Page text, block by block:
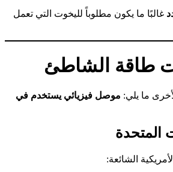
غالبًا ما يكون مطلوباً لليخوت التي تعمل
طاقة الشاطئ
ما يلي: موصل فيزيائي يستخدم في
المتحدة
الشائعة: